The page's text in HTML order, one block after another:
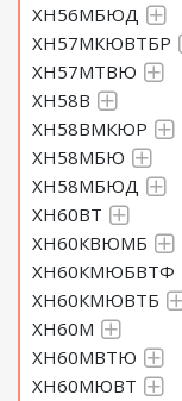
ХН56МБЮД
ХН57МКЮВТБР
ХН57МТВЮ
ХН58В
ХН58ВМКЮР
ХН58МБЮ
ХН58МБЮД
ХН60ВТ
ХН60КВЮМБ
ХН60КМЮБВТФ
ХН60КМЮВТБ
ХН60М
ХН60МВТЮ
ХН60МЮВТ